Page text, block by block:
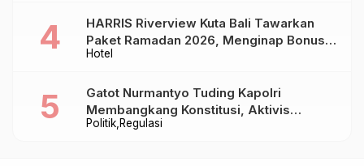
Hotel
HARRIS Riverview Kuta Bali Tawarkan
Paket Ramadan 2026, Menginap Bonus
Takjil hingga Bukber Mulai Rp88.888
Politik Regulasi
Gatot Nurmantyo Tuding Kapolri
Membangkang Konstitusi, Aktivis
Tegaskan Polri Tak Punya Sejarah